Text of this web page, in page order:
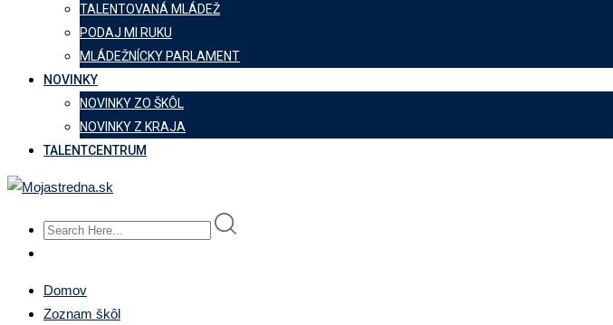
TALENTOVANÁ MLÁDEŽ
PODAJ MI RUKU
MLÁDEŽNÍCKY PARLAMENT
NOVINKY
NOVINKY ZO ŠKÔL
NOVINKY Z KRAJA
TALENTCENTRUM
Domov
Zoznam škôl